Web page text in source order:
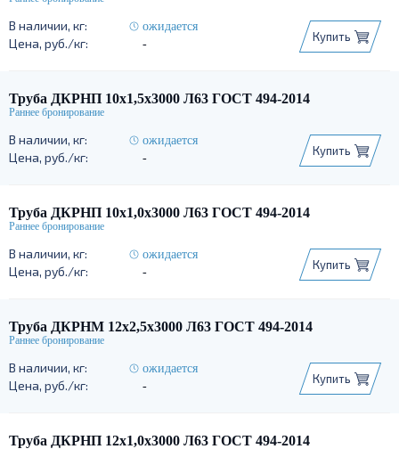
ожидается
-
Купить
Труба ДКРНП 10х1,5х3000 Л63 ГОСТ 494-2014
ожидается
-
Купить
Труба ДКРНП 10х1,0х3000 Л63 ГОСТ 494-2014
ожидается
-
Купить
Труба ДКРНМ 12х2,5х3000 Л63 ГОСТ 494-2014
ожидается
-
Купить
Труба ДКРНП 12х1,0х3000 Л63 ГОСТ 494-2014